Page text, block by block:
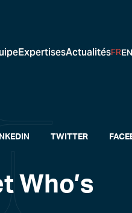
ExpertisesActualitésFREN
TWITTER
Who’s